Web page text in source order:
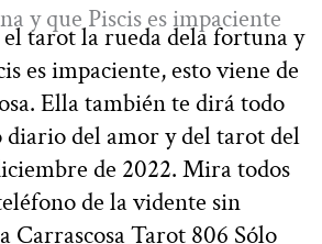
y que Piscis es impaciente
tarot la rueda dela fortuna y
es impaciente, esto viene de
Ella también te dirá todo
diario del amor y del tarot del
de 2022. Mira todos
de la vidente sin
Carrascosa Tarot 806 Sólo